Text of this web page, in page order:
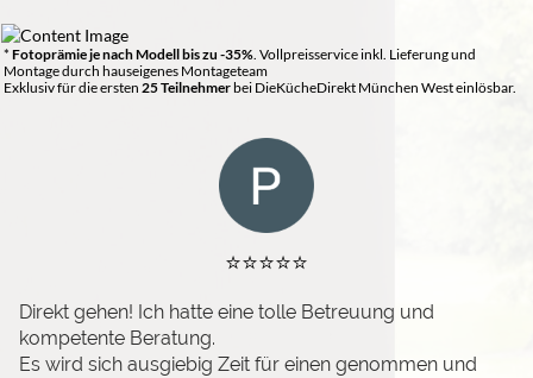
* Fotoprämieje nach Modell bis zu -35%. Vollpreisservice inkl. Lieferung und
Montage durch hauseigenes Montageteam
Exklusiv für die ersten 25 Teilnehmerbei DieKücheDirekt München West einlösbar.
⭐️⭐️⭐️⭐️⭐️
Direkt gehen! Ich hatte eine tolle Betreuung und
kompetente Beratung.
Es wird sich ausgiebig Zeit für einen genommen und